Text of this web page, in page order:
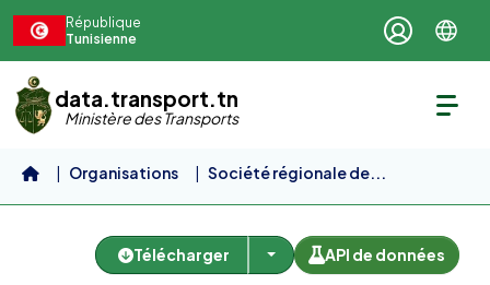
République
Tunisienne
data.transport.tn
Ministère des Transports
Organisations
Société régionale de...
Age moyen des bus de la SORETRAS
Télécharger API de données